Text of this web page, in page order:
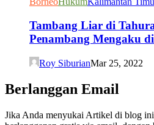
Tambang Liar di
Penambang Mengaku
Roy SiburianMar 25, 2022
Berlanggan Email
Jika Anda menyukai Artikel di blog